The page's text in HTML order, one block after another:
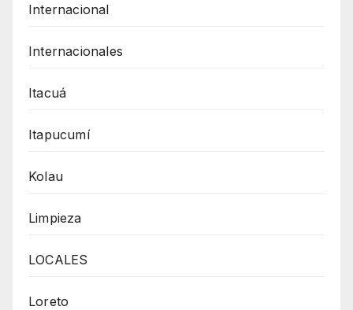
Internacional
Internacionales
Itacuá
Itapucumí
Kolau
Limpieza
LOCALES
Loreto